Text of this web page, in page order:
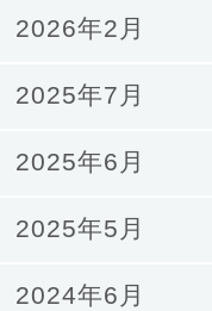
2026年2月
2025年7月
2025年6月
2025年5月
2024年6月